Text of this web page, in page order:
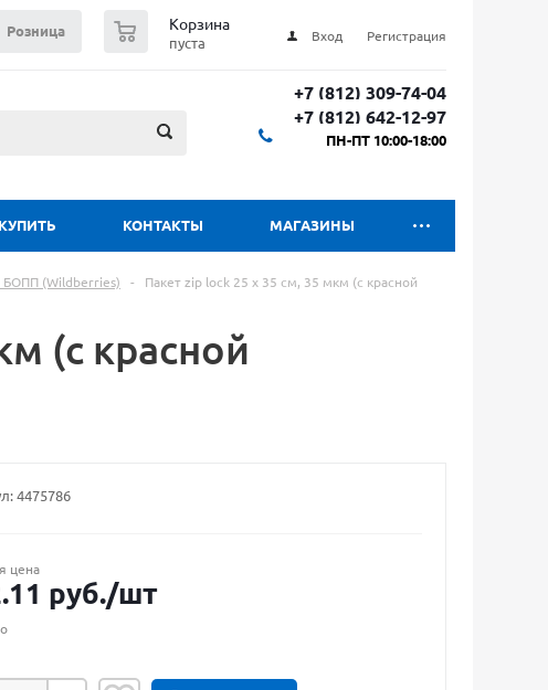
Вход Регистрация
Корзина
пуста
Розница
+7 (812) 309-74-04
+7 (812) 642-12-97
ПН-ПТ 10:00-18:00
КОНТАКТЫ МАГАЗИНЫ
БОПП (Wildberries) -
Пакет zip lock 25 х 35 см, 35 мкм (с красной
(с красной
4475786
цена
руб./шт